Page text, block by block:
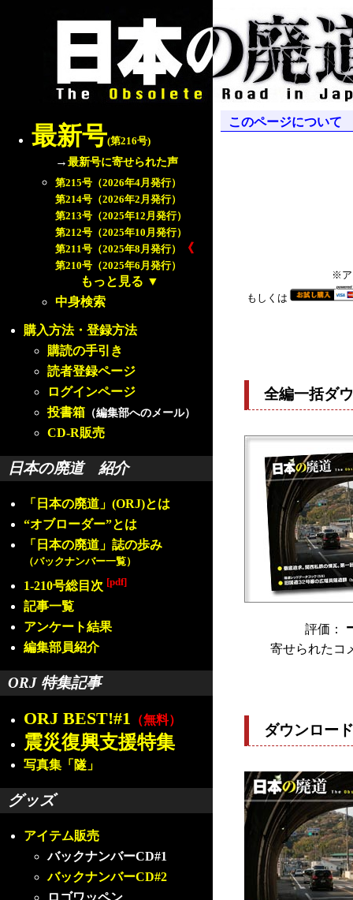
最新号(第216号)
→最新号に寄せられた声
第215号（2026年4月発行）
第214号（2026年2月発行）
第213号（2025年12月発行）
第212号（2025年10月発行）
第211号（2025年8月発行）
《
第210号（2025年6月発行）
もっと見る ▼
中身検索
購入方法・登録方法
購読の手引き
読者登録ページ
ログインページ
投書箱 （編集部へのメール）
CD-R販売
日本の廃道 紹介
「日本の廃道」(ORJ)とは
“オブローダー”とは
「日本の廃道」誌の歩み
（バックナンバー一覧）
1-210号総目次 [pdf]
記事一覧
アンケート結果
編集部員紹介
ORJ 特集記事
ORJ BEST!#1 （無料）
震災復興支援特集
写真集「隧」
グッズ
アイテム販売
バックナンバーCD#1
バックナンバーCD#2
このページについて
※ア
もしくは
全編一括ダ
評価：
寄せられたコ
ダウンロー